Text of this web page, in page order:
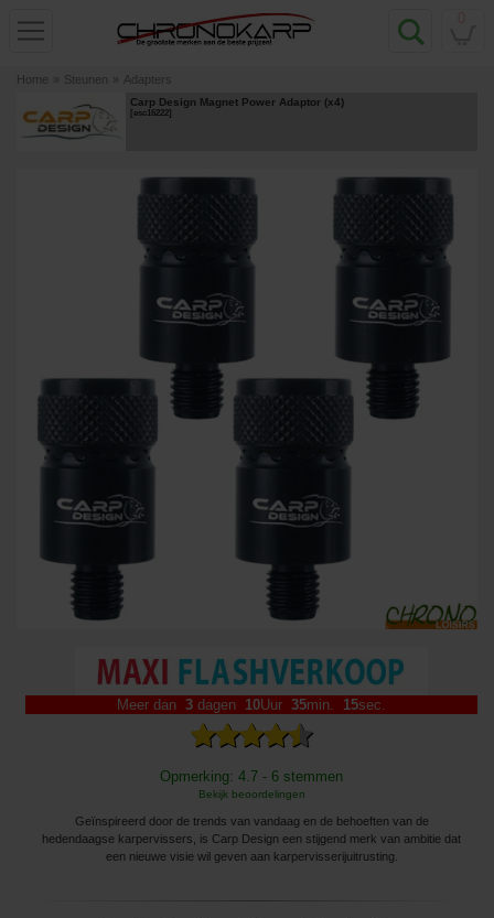
Home » Steunen » Adapters
Carp Design Magnet Power Adaptor (x4)
[esc16222]
Meer dan 3 dagen 10Uur 35min. 15sec.
Opmerking: 4.7 - 6 stemmen
Bekijk beoordelingen
Geïnspireerd door de trends van vandaag en de behoeften van de
hedendaagse karpervissers, is Carp Design een stijgend merk van ambitie dat
een nieuwe visie wil geven aan karpervisserijuitrusting.